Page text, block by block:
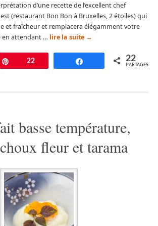
d’une recette de l’excellent chef
(restaurant Bon Bon à Bruxelles, 2 étoiles) qui
et fraîcheur et remplacera élégamment votre
en attendant … lire la suite →
Épingle
22 Partagez 22
PARTAGES
basse température,
fleur et tarama